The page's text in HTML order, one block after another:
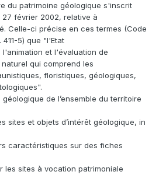
du patrimoine géologique s'inscrit
février 2002, relative à
Celle-ci précise en ces termes (Code
411-5) que "l'Etat
et l'évaluation de
qui comprend les
floristiques, géologiques,
géologique de l’ensemble du territoire
sites et objets d’intérêt géologique, in
caractéristiques sur des fiches
les sites à vocation patrimoniale